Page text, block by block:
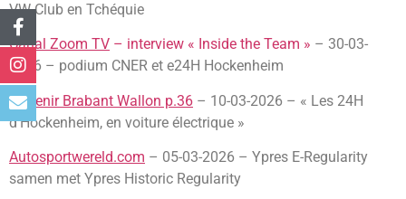
VW Club en Tchéquie
Canal Zoom TV – interview « Inside the Team » – 30-03-
2026 – podium CNER et e24H Hockenheim
L’Avenir Brabant Wallon p.36 – 10-03-2026 – « Les 24H
d’Hockenheim, en voiture électrique »
Autosportwereld.com – 05-03-2026 – Ypres E-Regularity
samen met Ypres Historic Regularity